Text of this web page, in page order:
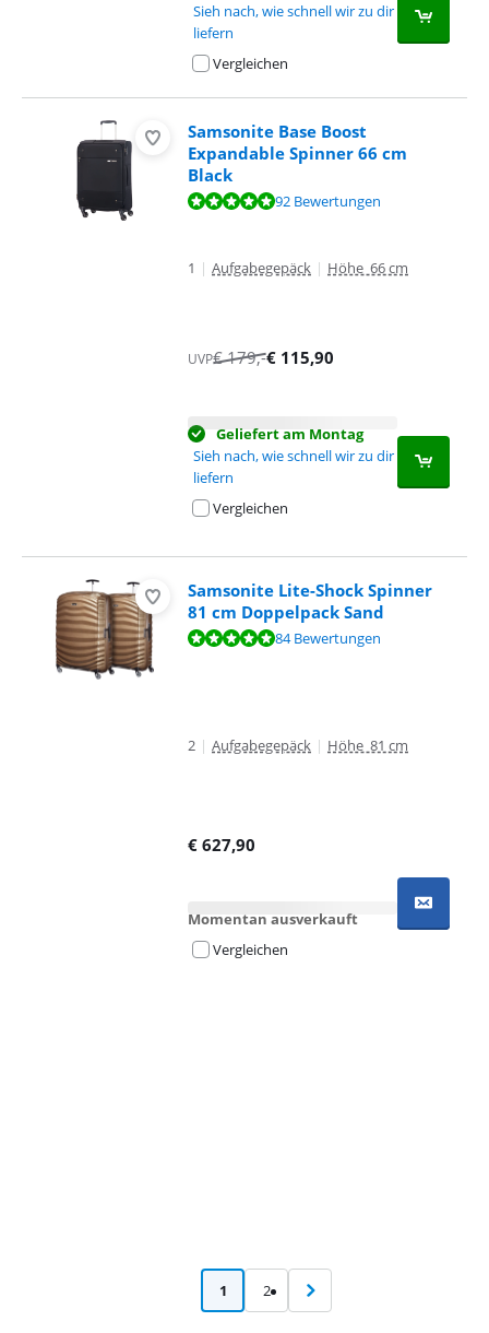
Sieh nach, wie schnell wir zu dir
liefern
Vergleichen
Samsonite Base Boost
Expandable Spinner 66 cm
Black
Bewertet mit 9,5 von 10, basierend auf 92 Bewertungen.
92 Bewertungen
1 | Aufgabegepäck | Höhe 66 cm
UVP€179,-€ 115,90
Geliefert am Montag
Sieh nach, wie schnell wir zu dir
liefern
Vergleichen
Samsonite Lite-Shock Spinner
81 cm Doppelpack Sand
Bewertet mit 9,6 von 10, basierend auf 84 Bewertungen.
84 Bewertungen
2 | Aufgabegepäck | Höhe 81 cm
€ 627,90
Momentan ausverkauft
Vergleichen
1 2